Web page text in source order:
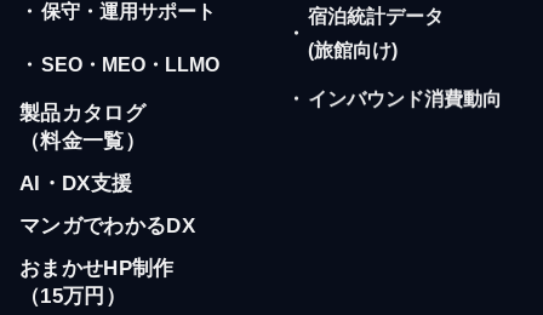
・ 保守・運用サポート
・ SEO・MEO・LLMO
製品カタログ
（料金一覧）
AI・DX支援
マンガでわかるDX
おまかせHP制作
（15万円）
・
宿泊統計データ
(旅館向け)
・ インバウンド消費動向